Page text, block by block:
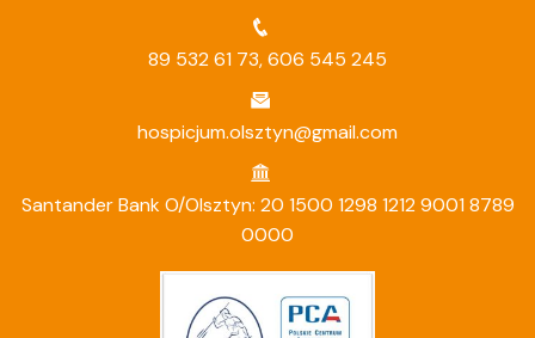
89 532 61 73,606 545 245
hospicjum.olsztyn@gmail.com
Santander Bank O/Olsztyn: 20 1500 1298 1212 9001 8789
0000